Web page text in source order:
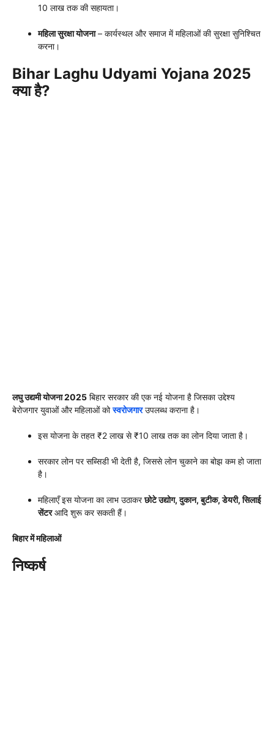
10 लाख तक की सहायता।
महिला सुरक्षा योजना– कार्यस्थल और समाज में महिलाओं की सुरक्षा सुनिश्चित
करना।
Bihar Laghu Udyami Yojana 2025
क्या है?
लघु उद्यमी योजना 2025 बिहार सरकार की एक नई योजना है जिसका उद्देश्य
बेरोजगार युवाओं और महिलाओं कोस्वरोजगार उपलब्ध कराना है।
इस योजना के तहत ₹2 लाख से ₹10 लाख तक का लोन दिया जाता है।
सरकार लोन पर सब्सिडी भी देती है, जिससे लोन चुकाने का बोझ कम हो जाता
है।
महिलाएँ इस योजना का लाभ उठाकरछोटे उद्योग, दुकान, बुटीक, डेयरी, सिलाई
सेंटरआदि शुरू कर सकती हैं।
बिहार में महिलाओं
निष्कर्ष